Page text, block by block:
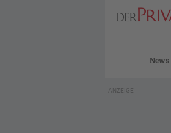
News
- ANZEIGE -